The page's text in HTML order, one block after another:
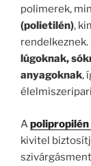
polimerek,
(polietilén),
rendelkeznek.
lúgoknak,
anyagoknak,
A
kivitel